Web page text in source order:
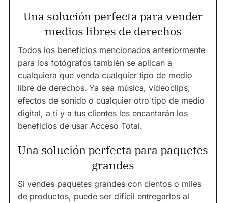
Una solución perfecta para vender
medios libres de derechos
Todos los beneficios mencionados anteriormente
para los fotógrafos también se aplican a
cualquiera que venda cualquier tipo de medio
libre de derechos. Ya sea música, videoclips,
efectos de sonido o cualquier otro tipo de medio
digital, a ti y a tus clientes les encantarán los
beneficios de usar Acceso Total.
Una solución perfecta para paquetes
grandes
Si vendes paquetes grandes con cientos o miles
de productos, puede ser difícil entregarlos al